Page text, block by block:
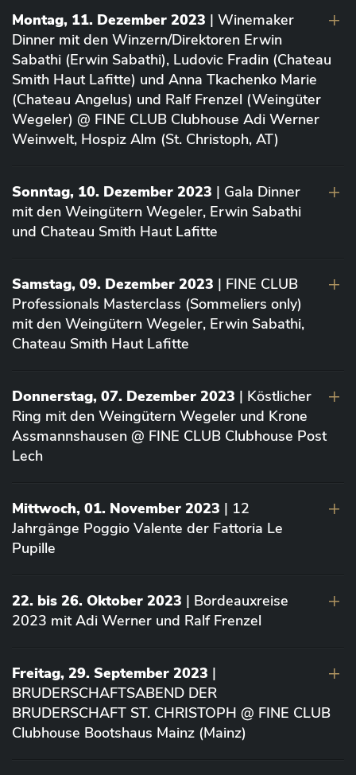
Montag, 11. Dezember 2023 | Winemaker
Dinner mit den Winzern/Direktoren Erwin
Sabathi (Erwin Sabathi), Ludovic Fradin (Chateau
Smith Haut Lafitte) und Anna Tkachenko Marie
(Chateau Angelus) und Ralf Frenzel (Weingüter
Wegeler) @ FINE CLUB Clubhouse Adi Werner
Weinwelt, Hospiz Alm (St. Christoph, AT)
Sonntag, 10. Dezember 2023 | Gala Dinner
mit den Weingütern Wegeler, Erwin Sabathi
und Chateau Smith Haut Lafitte
Samstag, 09. Dezember 2023 | FINE CLUB
Professionals Masterclass (Sommeliers only)
mit den Weingütern Wegeler, Erwin Sabathi,
Chateau Smith Haut Lafitte
Donnerstag, 07. Dezember 2023 | Köstlicher
Ring mit den Weingütern Wegeler und Krone
Assmannshausen @ FINE CLUB Clubhouse Post
Lech
Mittwoch, 01. November 2023 | 12
Jahrgänge Poggio Valente der Fattoria Le
Pupille
22. bis 26. Oktober 2023 | Bordeauxreise
2023 mit Adi Werner und Ralf Frenzel
Freitag, 29. September 2023 |
BRUDERSCHAFTSABEND DER
BRUDERSCHAFT ST. CHRISTOPH @ FINE CLUB
Clubhouse Bootshaus Mainz (Mainz)